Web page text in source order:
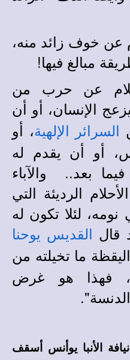
عن خوف زائد منه،
مبالغ فيها!
الإنسان، أو أن
السرائر الإلهية، أو
أو أن يقدم له
بعد.. والآباء
الرديئة التي
لئلا تكون له
قال
القديس يوحنا
ما تخيلته من
فهذا هو غرض
الأنبا يوأنس أسقف